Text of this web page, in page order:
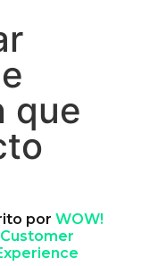
que
por WOW!
Customer